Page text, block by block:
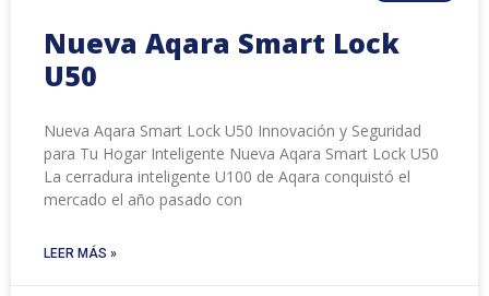
Nueva Aqara Smart Lock
U50
Nueva Aqara Smart Lock U50 Innovación y Seguridad
para Tu Hogar Inteligente Nueva Aqara Smart Lock U50
La cerradura inteligente U100 de Aqara conquistó el
mercado el año pasado con
LEER MÁS »